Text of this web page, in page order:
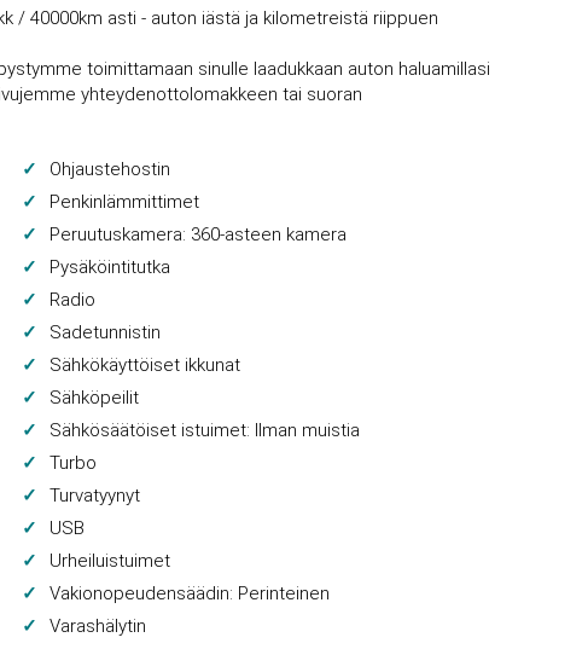
/ 40000km asti - auton iästä ja kilometreistä riippuen
toimittamaan sinulle laadukkaan auton haluamillasi
yhteydenottolomakkeen tai suoran
Ohjaustehostin
Penkinlämmittimet
Peruutuskamera: 360-asteen kamera
Pysäköintitutka
Radio
Sadetunnistin
Sähkökäyttöiset ikkunat
Sähköpeilit
Sähkösäätöiset istuimet: Ilman muistia
Turbo
Turvatyynyt
USB
Urheiluistuimet
Vakionopeudensäädin: Perinteinen
Varashälytin